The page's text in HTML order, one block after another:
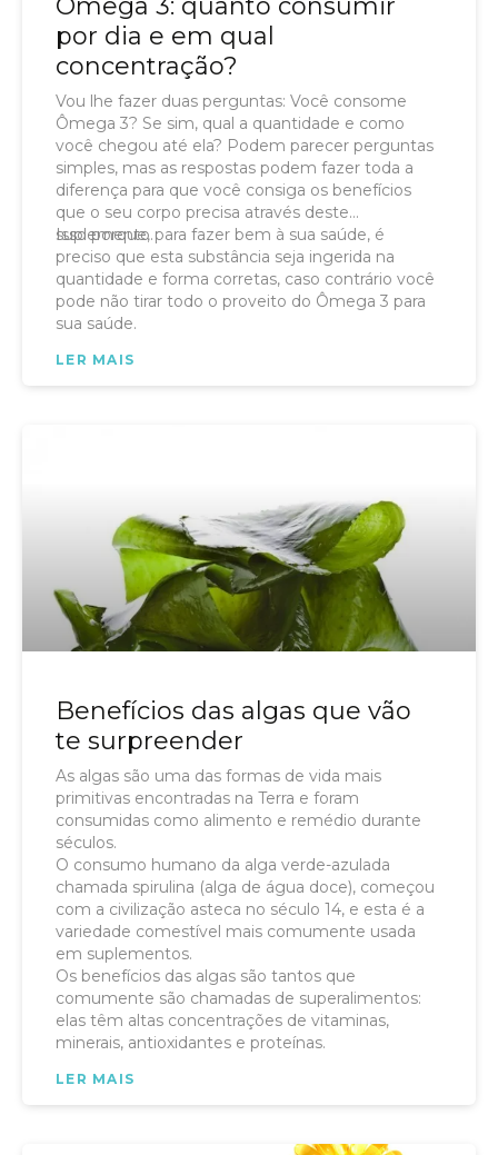
Ômega 3: quanto consumir
por dia e em qual
concentração?
Vou lhe fazer duas perguntas: Você consome
Ômega 3? Se sim, qual a quantidade e como
você chegou até ela? Podem parecer perguntas
simples, mas as respostas podem fazer toda a
diferença para que você consiga os benefícios
que o seu corpo precisa através deste
suplemento.
Isso porque, para fazer bem à sua saúde, é
preciso que esta substância seja ingerida na
quantidade e forma corretas, caso contrário você
pode não tirar todo o proveito do Ômega 3 para
sua saúde.
LER MAIS
Benefícios das algas que vão
te surpreender
As algas são uma das formas de vida mais
primitivas encontradas na Terra e foram
consumidas como alimento e remédio durante
séculos.
O consumo humano da alga verde-azulada
chamada spirulina (alga de água doce), começou
com a civilização asteca no século 14, e esta é a
variedade comestível mais comumente usada
em suplementos.
Os benefícios das algas são tantos que
comumente são chamadas de superalimentos:
elas têm altas concentrações de vitaminas,
minerais, antioxidantes e proteínas.
LER MAIS